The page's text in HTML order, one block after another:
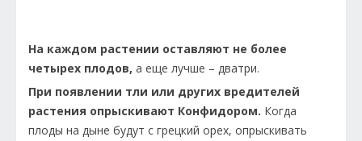
На каждом растении оставляют не более
четырех плодов, а еще лучше – дватри.
При появлении тли или других вредителей
растения опрыскивают Конфидором. Когда
плоды на дыне будут с грецкий орех, опрыскивать